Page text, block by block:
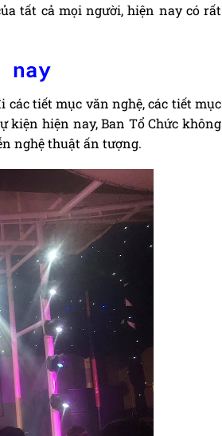
tất cả mọi người, hiện nay có rất
nay
tiết mục văn nghệ, các tiết mục
kiện hiện nay, Ban Tổ Chức không
nghệ thuật ấn tượng.